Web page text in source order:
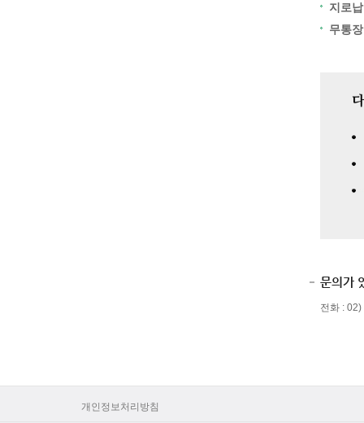
지로
무통
문의가
전화 :
개인정보처리방침